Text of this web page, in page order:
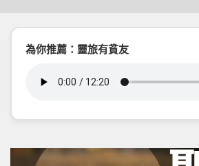
為你推薦：靈旅有貧友